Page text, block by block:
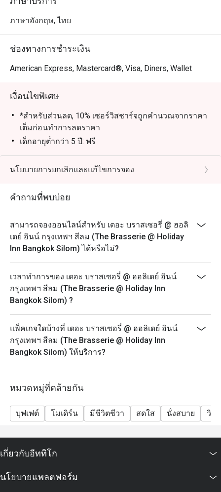
-วันอังคาร
สเตชั่นสไตล์ญี่ปุ่น (ไก่คาราเกะ หมูทงคัตสึ ทาโกะยากิ)
-วันพุธ
พิคานยา เนื้อส่วนฝาสะโพกสไตล์บราซิล
สะโพกไก่หมักเครื่องเทศสไตล์ลาติน
ไส้กรอกโชริโซ
สเตชันเอมปานาดาทอดสไตล์ลาติน
รสชาติแนะนำ (เนื้อสไตล์ครีโอล, ไก่และพริกอาฮีอามาริโย,
ผักโขมและชีส)
-วันพฤหัสบดี
สเตชั่นพาสต้าและพิซซ่า
สเต๊กเนื้อวากิว
อาหารอินเดียต้นตำรับ
ซี่โครงหมูสไตล์จีน
ขนมจีนน้ำยา
-วันอาทิตย์
ข้าวขาหมู
ข้าวซอยไก่
ภาษาอังกฤษ, ไทย
ช่องทางการชำระเงิน
American Express, Mastercard®, Visa, Diners, Wallet
เงื่อนไขพิเศษ
*สำหรับส่วนลด, 10% เซอร์วิสชาร์จถูกคำนวณจากราคา
เต็มก่อนทำการลดราคา
เด็กอายุต่ำกว่า 5 ปี: ฟรี
เด็กอายุระหว่าง 5 ถึง 12 ปี: ลดราคา 50% จากราคาปกติ
เด็กอายุ 13 ปีขึ้นไป: ถือเป็นผู้ใหญ่และจะต้องจ่ายในราคา
สิทธิพิเศษสำหรับเจ้าของวันเกิด: รับฟรี! เค้กวันเกิด เมื่อ
(เงื่อนไข: กรุณาจองล่วงหน้าอย่างน้อย 24 ชั่วโมง และ
ระบุข้อความ "ฉลองวันเกิด" ในรายละเอียดการจอง)
FAQ
ตอบ:
The Brasserie เป็นห้องอาหารหลักของโรงแรม Holiday
Inn Bangkok Silom ครับ
เป็นแบบ ออลเดย์ไดน์นิ่ง (All-day dining) ให้บริการ
อาหารนานาชาติทั้งเอเชียและตะวันตก 🍱
จุดเด่นคือมี ครัวเปิด (Live Station) ให้เชฟทำอาหารสด ๆ
เช่น มุมก๋วยเตี๋ยว พาสต้า ทันดูรี และเทปปันยากิ
ถาม: ร้านเปิดกี่โมงบ้างคะ?
ตอบ:
เปิดทุกวันเลยครับ ตั้งแต่ 06.00 – 22.00 น.
🍱 บุฟเฟต์กลางวัน: 12.00 – 14.30 น.
🍽️ บุฟเฟต์มื้อเย็น: 18.00 – 22.00 น.
นโยบายการยกเลิกและแก้ไขการจอง
คำถามที่พบบ่อย
สามารถจองออนไลน์สำหรับ เดอะ บราสเซอรี่ @ ฮอลิ
เดย์ อินน์ กรุงเทพฯ สีลม (The Brasserie @ Holiday
Inn Bangkok Silom) ได้หรือไม่?
เวลาทำการของ เดอะ บราสเซอรี่ @ ฮอลิเดย์ อินน์
กรุงเทพฯ สีลม (The Brasserie @ Holiday Inn
Bangkok Silom) ?
แพ็คเกจใดบ้างที่ เดอะ บราสเซอรี่ @ ฮอลิเดย์ อินน์
กรุงเทพฯ สีลม (The Brasserie @ Holiday Inn
Bangkok Silom) ให้บริการ?
หมวดหมู่ที่คล้ายกัน
บุฟเฟต์ โมเดิร์น มีชีวิตชีวา สดใส นั่งสบาย วิว
เกี่ยวกับอีททิโก
นโยบายแพลตฟอร์ม